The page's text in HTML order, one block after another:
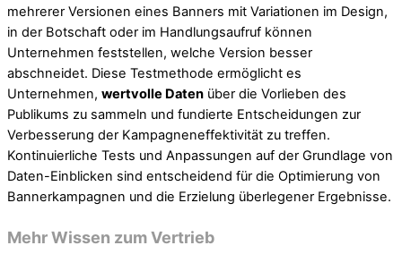
mehrerer Versionen eines Banners mit Variationen im Design,
in der Botschaft oder im Handlungsaufruf können
Unternehmen feststellen, welche Version besser
abschneidet. Diese Testmethode ermöglicht es
Unternehmen, wertvolle Daten über die Vorlieben des
Publikums zu sammeln und fundierte Entscheidungen zur
Verbesserung der Kampagneneffektivität zu treffen.
Kontinuierliche Tests und Anpassungen auf der Grundlage von
Daten-Einblicken sind entscheidend für die Optimierung von
Bannerkampagnen und die Erzielung überlegener Ergebnisse.
Mehr Wissen zum Vertrieb